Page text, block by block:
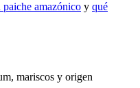
paiche amazónico y qué
mariscos y origen